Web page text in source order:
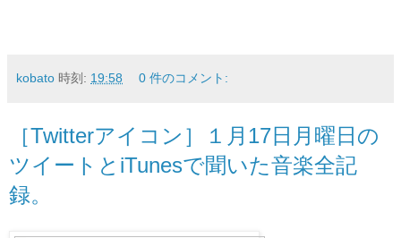
kobato 時刻: 19:58 0 件のコメント:
［Twitterアイコン］１月17日月曜日の
ツイートとiTunesで聞いた音楽全記
録。